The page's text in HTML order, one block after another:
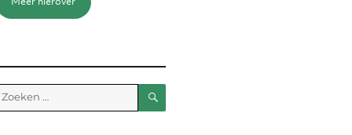
Meer hierover
Zoeken